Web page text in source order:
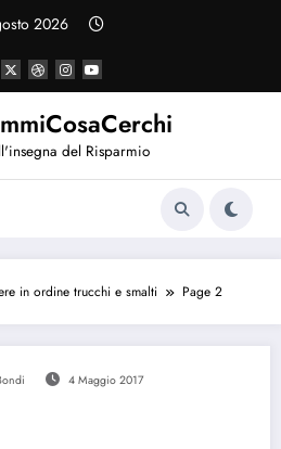
2026
del Risparmio
in ordine trucchi e smalti Page 2
4 Maggio 2017